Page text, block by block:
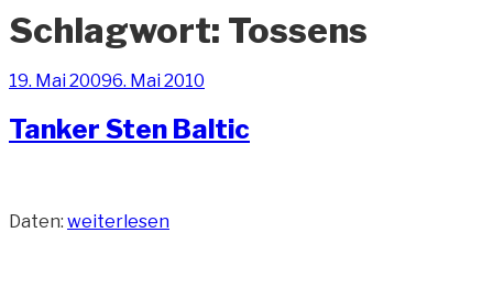
Schlagwort: Tossens
Veröffentlicht
19. Mai 20096. Mai 2010
Tanker Sten Baltic
Daten: „Tanker
weiterlesen